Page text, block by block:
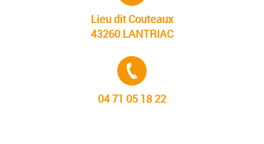
Lieu dit Couteaux
43260 LANTRIAC
04 71 05 18 22